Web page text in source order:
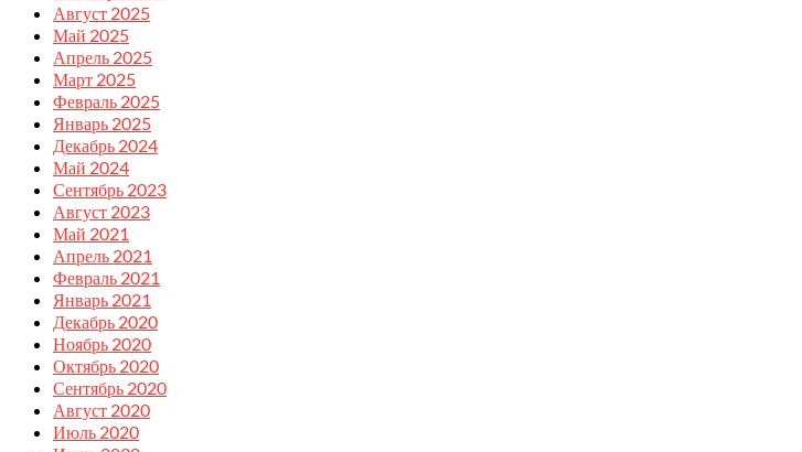
Август 2025
Май 2025
Апрель 2025
Март 2025
Февраль 2025
Январь 2025
Декабрь 2024
Май 2024
Сентябрь 2023
Август 2023
Май 2021
Апрель 2021
Февраль 2021
Январь 2021
Декабрь 2020
Ноябрь 2020
Октябрь 2020
Сентябрь 2020
Август 2020
Июль 2020